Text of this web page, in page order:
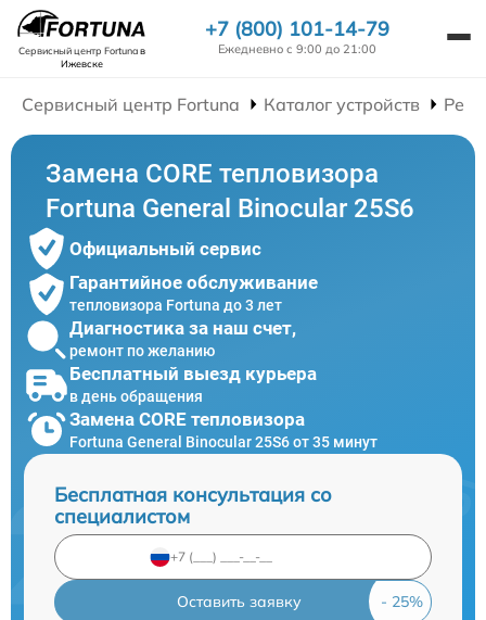
Сервисный центр Fortunaв
Ижевске
+7 (800) 101-14-79
Ежедневно с 9:00 до 21:00
Сервисный центр Fortuna Каталог устройств
Замена CORE тепловизора
Fortuna General Binocular 25S6
Официальный сервис
Гарантийное обслуживание
тепловизора Fortuna до 3 лет
Диагностика за наш счет,
ремонт по желанию
Бесплатный выезд курьера
в день обращения
Замена CORE тепловизора
Fortuna General Binocular 25S6 от 35 минут
Бесплатная консультация со
специалистом
Оставить заявку